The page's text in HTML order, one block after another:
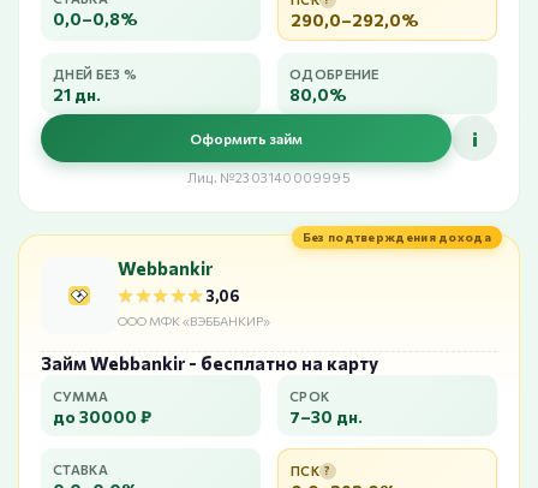
0,0–0,8% 290,0–292,0%
ДНЕЙ БЕЗ %
21 дн.
ОДОБРЕНИЕ
80,0%
Оформить займ i
Лиц. №2303140009995
Без подтверждения дохода
Webbankir
★★★★★
★★★★★3,06
ООО МФК «ВЭББАНКИР»
Займ Webbankir - бесплатно на карту
СУММА
до 30000 ₽
СРОК
7–30 дн.
СТАВКА ПСК ?